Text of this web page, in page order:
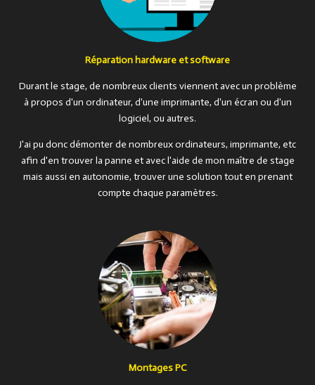
Réparation hardware et software
Durant le stage, de nombreux clients viennent avec un problème
à propos d'un ordinateur, d'une imprimante, d'un écran ou d'un
logiciel, ou autres.
J'ai pu donc démonter de nombreux ordinateurs, imprimante, etc
afin d'en trouver la panne et avec l'aide de mon maître de stage
mais aussi en autonomie, trouver une solution tout en prenant
compte chaque paramètres.
Montages PC